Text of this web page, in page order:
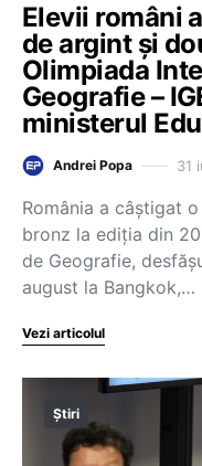
Elevii români
de argint și
Olimpiada
Geografie –
ministerul
Andrei Popa 31
România a câștigat
bronz la ediția din
de Geografie,
august la Bangkok,…
Vezi articolul
Știri